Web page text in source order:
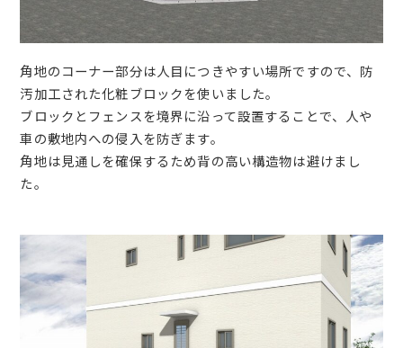
角地のコーナー部分は人目につきやすい場所ですので、防
汚加工された化粧ブロックを使いました。
ブロックとフェンスを境界に沿って設置することで、人や
車の敷地内への侵入を防ぎます。
角地は見通しを確保するため背の高い構造物は避けまし
た。